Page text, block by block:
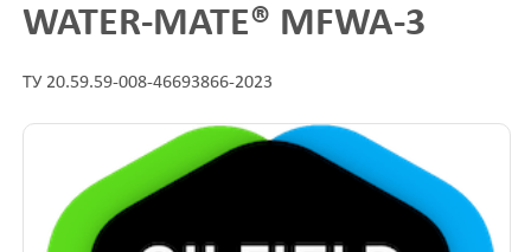
WATER-MATE® MFWA-3
ТУ 20.59.59-008-46693866-2023